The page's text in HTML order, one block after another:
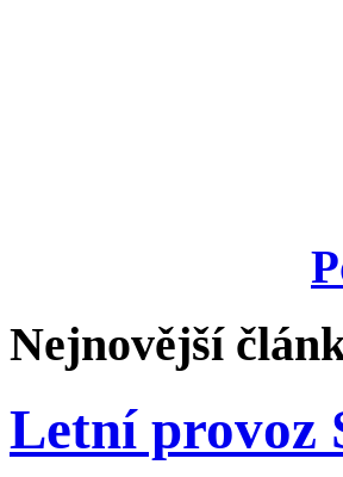
Nejnovější
Letní provoz